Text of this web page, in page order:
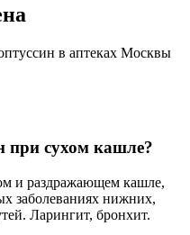
в аптеках Москвы
при сухом кашле?
и раздражающем кашле,
заболеваниях нижних,
Ларингит, бронхит.